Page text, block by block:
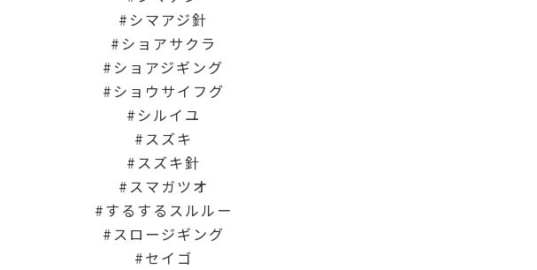
シマアジ針
ショアサクラ
ショアジギング
ショウサイフグ
シルイユ
スズキ
スズキ針
スマガツオ
するするスルルー
スロージギング
セイゴ